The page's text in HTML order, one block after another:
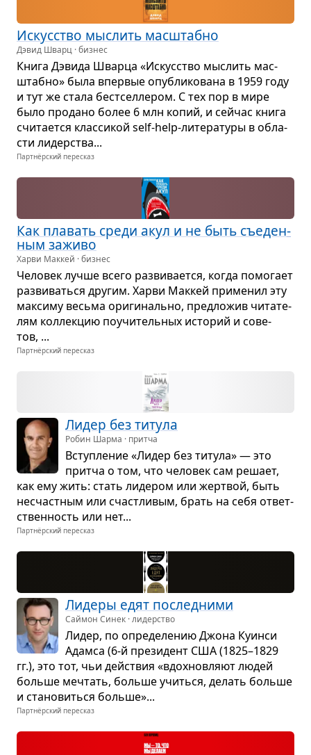
Искус­ство мыс­лить мас­штабно
Дэвид Шварц · бизнес
Книга Дэвида Шварца «Искус­ство мыс­лить мас­
штабно» была впер­вые опуб­ли­ко­вана в 1959 году
и тут же стала бест­сел­ле­ром. С тех пор в мире
было про­дано более 6 млн копий, и сейчас книга
счи­та­ется клас­си­кой self-help-лите­ра­туры в обла­
сти лидер­ства...
Партнёрский пересказ
Как пла­вать среди акул и не быть съе­ден­
ным заживо
Харви Маккей · бизнес
Чело­век лучше всего раз­ви­ва­ется, когда помо­гает
раз­ви­ваться дру­гим. Харви Мак­кей при­ме­нил эту
мак­симу весьма ори­ги­нально, пред­ло­жив чита­те­
лям кол­лек­цию поучи­тель­ных исто­рий и сове­
тов, ...
Партнёрский пересказ
Лидер без титула
Робин Шарма · притча
Вступ­ле­ние «Лидер без титула» — это
притча о том, что чело­век сам решает,
как ему жить: стать лиде­ром или жерт­вой, быть
несчаст­ным или счаст­ли­вым, брать на себя ответ­
ствен­ность или нет...
Партнёрский пересказ
Лидеры едят послед­ними
Саймон Синек · лидерство
Лидер, по опре­де­ле­нию Джона Куинси
Адамса (6-й пре­зи­дент США (1825–1829
гг.), это тот, чьи действия «вдох­нов­ляют людей
больше меч­тать, больше учиться, делать больше
и ста­но­виться больше»...
Партнёрский пересказ